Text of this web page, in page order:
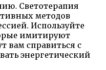
Светотерапия
методов
Используйте
имитируют
вам справиться с
энергетический